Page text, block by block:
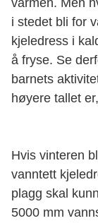
varmen. Men
i stedet bli for
kjeledress i
å fryse. Se
barnets
høyere tallet
Hvis vinteren
vanntett
plagg skal
5000 mm